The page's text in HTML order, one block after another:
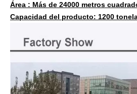
Área : Más de 24000 metros
Capacidad del producto: 1200